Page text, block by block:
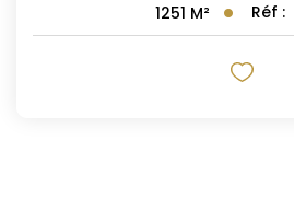
1251 M² Réf :